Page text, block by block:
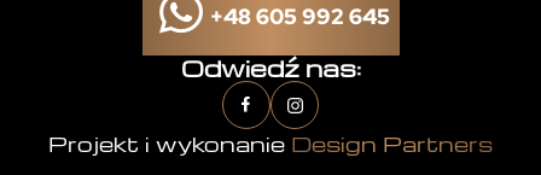
+48 605 992 645
Odwiedź nas:
Projekt i wykonanie Design Partners